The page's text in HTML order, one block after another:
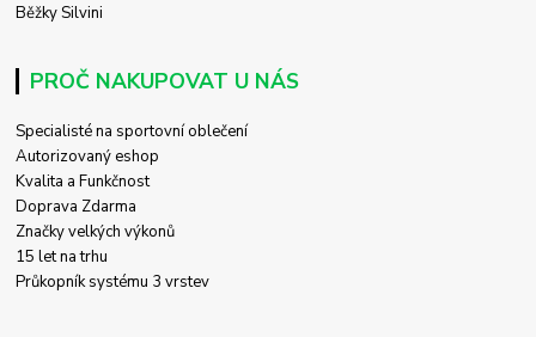
Běžky Silvini
PROČ NAKUPOVAT U NÁS
Specialisté na sportovní oblečení
Autorizovaný eshop
Kvalita a Funkčnost
Doprava Zdarma
Značky velkých výkonů
15 let na trhu
Průkopník systému 3 vrstev